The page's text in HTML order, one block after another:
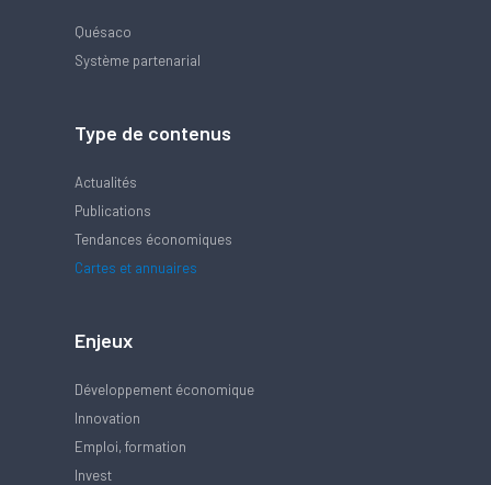
Quésaco
Système partenarial
Type de contenus
Actualités
Publications
Tendances économiques
Cartes et annuaires
Enjeux
Développement économique
Innovation
Emploi, formation
Invest